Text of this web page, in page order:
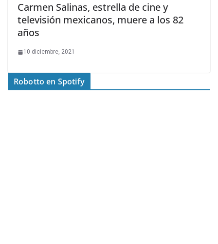
Carmen Salinas, estrella de cine y
televisión mexicanos, muere a los 82
años
10 diciembre, 2021
Robotto en Spotify